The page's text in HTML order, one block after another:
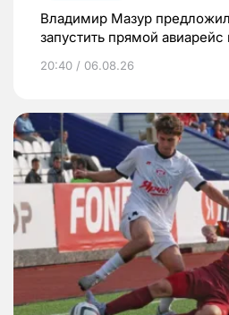
Владимир Мазур
запустить прямой
20:40 / 06.08.26